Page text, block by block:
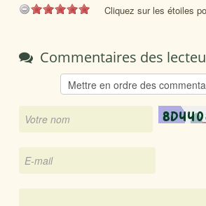
Cliquez sur les étoiles
Commentaires des